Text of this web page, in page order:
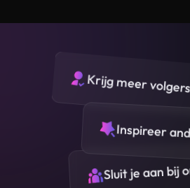
Krijg meer volgers
Inspireer
Sluit je aan bij